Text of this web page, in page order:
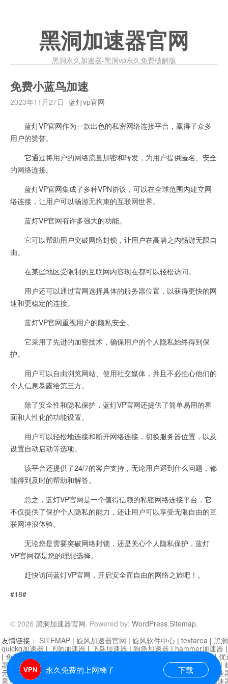
黑洞加速器官网
黑洞永久加速器-黑洞vp永久免费破解版
免费小蓝鸟加速
2023年11月27日 蓝灯vp官网
蓝灯VP官网作为一款出色的私密网络连接平台，赢得了众多
用户的赞誉。
它通过将用户的网络流量加密和转发，为用户提供匿名、安全
的网络连接。
蓝灯VP官网集成了多种VPN协议，可以在全球范围内建立网
络连接，让用户可以畅游无拘束的互联网世界。
蓝灯VP官网有许多强大的功能。
它可以帮助用户突破网络封锁，让用户在高墙之内畅游无限自
由。
在某些地区受限制的互联网内容现在都可以轻松访问。
用户还可以通过官网选择具体的服务器位置，以获得更快的网
速和更稳定的连接。
蓝灯VP官网重视用户的隐私安全。
它采用了先进的加密技术，确保用户的个人隐私始终得到保
护。
用户可以自由浏览网站、使用社交媒体，并且不必担心他们的
个人信息暴露给第三方。
除了安全性和隐私保护，蓝灯VP官网还提供了简单易用的界
面和人性化的功能设置。
用户可以轻松地连接和断开网络连接，切换服务器位置，以及
设置自动启动等选项。
该平台还提供了24/7的客户支持，无论用户遇到什么问题，都
能得到及时的帮助和解答。
总之，蓝灯VP官网是一个值得信赖的私密网络连接平台，它
不仅提供了保护个人隐私的能力，还让用户可以享受无限自由的互
联网冲浪体验。
无论您是需要突破网络封锁，还是关心个人隐私保护，蓝灯
VP官网都是您的理想选择。
赶快访问蓝灯VP官网，开启安全而自由的网络之旅吧！。
#18#
© 2026 黑洞加速器官网. Powered by: WordPress.Sitemap.
永久免费的上网梯子 下载
友情链接： SITEMAP | 旋风加速器官网 | 旋风软件中心 | textarea | 黑
quickq加速器 | 飞驰加速器 | 飞鸟加速器 | 狗急加速器 | hammer加速器
| 免费vqn加速外网 迷雾通|优
器| 快柠檬加速器 |黑洞加速 |falemon 快橙加速器|anycast加速器 |
元机场加速器 |一元机场|老王加速器 | 白石山|
小牛加速
果加速器|黑洞加速 芒果加速